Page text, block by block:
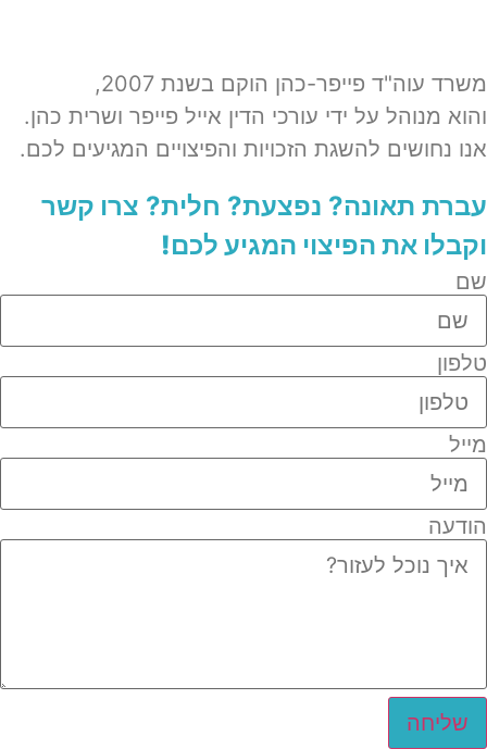
משרד עוה"ד פייפר-כהן הוקם בשנת 2007,
והוא מנוהל על ידי עורכי הדין אייל פייפר ושרית כהן.
אנו נחושים להשגת הזכויות והפיצויים המגיעים לכם.
עברת תאונה? נפצעת? חלית?​ צרו קשר
וקבלו את הפיצוי המגיע לכם!
שם
טלפון
מייל
הודעה
שליחה